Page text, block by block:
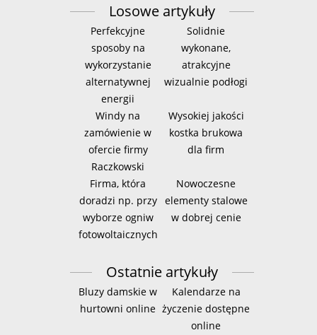
Losowe artykuły
Perfekcyjne
sposoby na
wykorzystanie
alternatywnej
energii
Solidnie
wykonane,
atrakcyjne
wizualnie podłogi
Windy na
zamówienie w
ofercie firmy
Raczkowski
Wysokiej jakości
kostka brukowa
dla firm
Firma, która
doradzi np. przy
wyborze ogniw
fotowoltaicznych
Nowoczesne
elementy stalowe
w dobrej cenie
Ostatnie artykuły
Bluzy damskie w
hurtowni online
Kalendarze na
życzenie dostępne
online